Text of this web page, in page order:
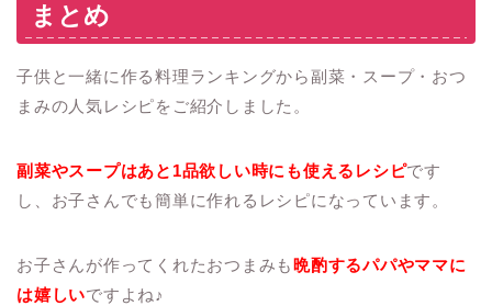
まとめ
子供と一緒に作る料理ランキングから副菜・スープ・おつ
まみの人気レシピをご紹介しました。
副菜やスープはあと1品欲しい時にも使えるレシピです
し、お子さんでも簡単に作れるレシピになっています。
お子さんが作ってくれたおつまみも 晩酌するパパやママに
は嬉しいですよね♪